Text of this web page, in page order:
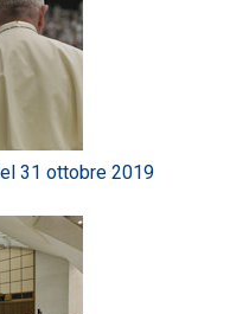
31 ottobre 2019